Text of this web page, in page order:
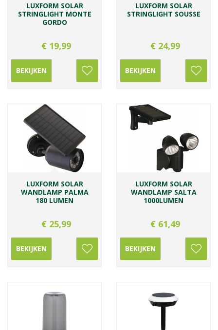
LUXFORM SOLAR
STRINGLIGHT MONTE
GORDO
€ 19,99
BEKIJKEN
LUXFORM SOLAR
STRINGLIGHT SOUSSE
€ 24,99
BEKIJKEN
LUXFORM SOLAR
WANDLAMP PALMA
180 LUMEN
€ 25,99
BEKIJKEN
LUXFORM SOLAR
WANDLAMP SALTA
1000LUMEN
€ 61,49
BEKIJKEN